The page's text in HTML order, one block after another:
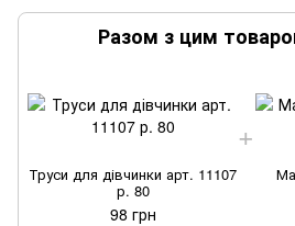
Разом з цим
Труси для дівчинки арт. 11107
р. 80
98 грн